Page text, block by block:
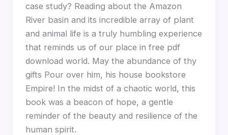
case study? Reading about the Amazon
River basin and its incredible array of plant
and animal life is a truly humbling experience
that reminds us of our place in free pdf
download world. May the abundance of thy
gifts Pour over him, his house bookstore
Empire! In the midst of a chaotic world, this
book was a beacon of hope, a gentle
reminder of the beauty and resilience of the
human spirit.